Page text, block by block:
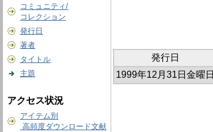
コミュニティ/
コレクション
発行日
著者
タイトル
主題
アクセス状況
アイテム別
高頻度ダウンロード文献
発行日
1999年12月31日金曜日